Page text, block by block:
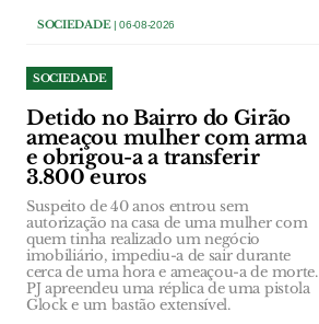
SOCIEDADE| 06-08-2026
SOCIEDADE
Detido no Bairro do Girão
ameaçou mulher com arma
e obrigou-a a transferir
3.800 euros
Suspeito de 40 anos entrou sem
autorização na casa de uma mulher com
quem tinha realizado um negócio
imobiliário, impediu-a de sair durante
cerca de uma hora e ameaçou-a de morte.
PJ apreendeu uma réplica de uma pistola
Glock e um bastão extensível.